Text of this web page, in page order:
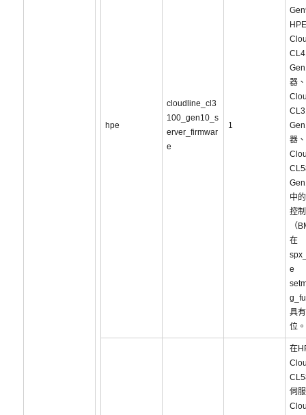
hpe
cloudline_cl3
100_gen10_s
erver_firmwar
e
1
HPE
器
器
中
控
（
在
e
具
位。
在
伺